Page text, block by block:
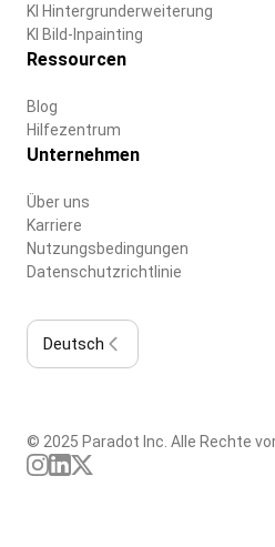
KI Hintergrunderweiterung
KI Bild-Inpainting
Ressourcen
Blog
Hilfezentrum
Unternehmen
Über uns
Karriere
Nutzungsbedingungen
Datenschutzrichtlinie
Deutsch
© 2025 Paradot Inc. Alle Rechte